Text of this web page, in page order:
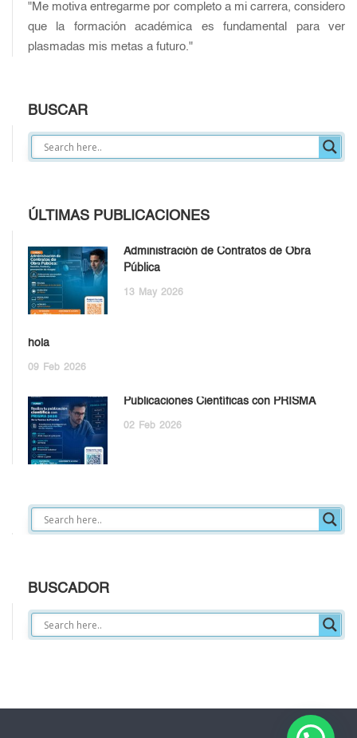
"Me motiva entregarme por completo a mi carrera, considero
que la formación académica es fundamental para ver
plasmadas mis metas a futuro."
BUSCAR
ÚLTIMAS PUBLICACIONES
Administración de Contratos de Obra
Pública
13 May 2026
hola
09 Feb 2026
Publicaciones Científicas con PRISMA
02 Feb 2026
BUSCADOR